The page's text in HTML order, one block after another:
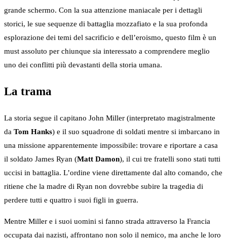
grande schermo. Con la sua attenzione maniacale per i dettagli
storici, le sue sequenze di battaglia mozzafiato e la sua profonda
esplorazione dei temi del sacrificio e dell’eroismo, questo film è un
must assoluto per chiunque sia interessato a comprendere meglio
uno dei conflitti più devastanti della storia umana.
La trama
La storia segue il capitano John Miller (interpretato magistralmente
da Tom Hanks) e il suo squadrone di soldati mentre si imbarcano in
una missione apparentemente impossibile: trovare e riportare a casa
il soldato James Ryan (Matt Damon), il cui tre fratelli sono stati tutti
uccisi in battaglia. L’ordine viene direttamente dal alto comando, che
ritiene che la madre di Ryan non dovrebbe subire la tragedia di
perdere tutti e quattro i suoi figli in guerra.
Mentre Miller e i suoi uomini si fanno strada attraverso la Francia
occupata dai nazisti, affrontano non solo il nemico, ma anche le loro